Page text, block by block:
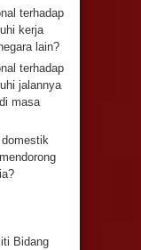
terhadap
kerja
lain?
terhadap
jalannya
masa
Bidang